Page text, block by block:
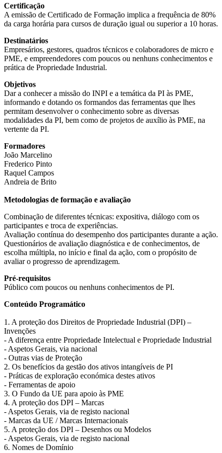
Certificação
A emissão de Certificado de Formação implica a frequência de 80%
da carga horária para cursos de duração igual ou superior a 10 horas.
Destinatários
Empresários, gestores, quadros técnicos e colaboradores de micro e
PME, e empreendedores com poucos ou nenhuns conhecimentos e
prática de Propriedade Industrial.
Objetivos
Dar a conhecer a missão do INPI e a temática da PI às PME,
informando e dotando os formandos das ferramentas que lhes
permitam desenvolver o conhecimento sobre as diversas
modalidades da PI, bem como de projetos de auxílio às PME, na
vertente da PI.
Formadores
João Marcelino
Frederico Pinto
Raquel Campos
Andreia de Brito
Metodologias de formação e avaliação
Combinação de diferentes técnicas: expositiva, diálogo com os
participantes e troca de experiências.
Avaliação contínua do desempenho dos participantes durante a ação.
Questionários de avaliação diagnóstica e de conhecimentos, de
escolha múltipla, no início e final da ação, com o propósito de
avaliar o progresso de aprendizagem.
Pré-requisitos
Público com poucos ou nenhuns conhecimentos de PI.
Conteúdo Programático
1. A proteção dos Direitos de Propriedade Industrial (DPI) –
Invenções
- A diferença entre Propriedade Intelectual e Propriedade Industrial
- Aspetos Gerais, via nacional
- Outras vias de Proteção
2. Os benefícios da gestão dos ativos intangíveis de PI
- Práticas de exploração económica destes ativos
- Ferramentas de apoio
3. O Fundo da UE para apoio às PME
4. A proteção dos DPI – Marcas
- Aspetos Gerais, via de registo nacional
- Marcas da UE / Marcas Internacionais
5. A proteção dos DPI – Desenhos ou Modelos
- Aspetos Gerais, via de registo nacional
6. Nomes de Domínio